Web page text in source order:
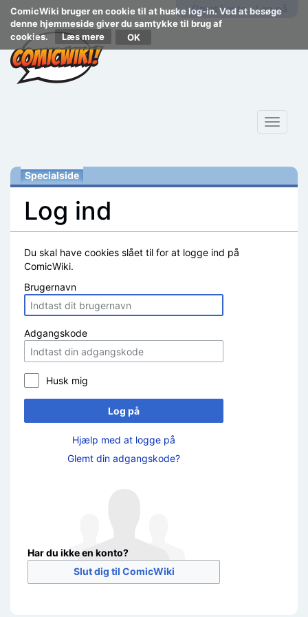
ComicWiki bruger en cookie til at huske log-in. Ved at besøge
denne hjemmeside giver du samtykke til brug af
cookies.
Læs mere
Opret konto Log på
Toggle
Specialside
Log ind
Du skal have cookies slået til for at logge ind på
ComicWiki.
Brugernavn
Adgangskode
Husk mig
Log på
Hjælp med at logge på
Glemt din adgangskode?
Har du ikke en konto?
Slut dig til ComicWiki